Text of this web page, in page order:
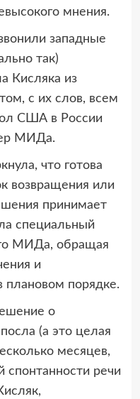
мнения.
западные
так)
Кисляка из
с их слов, всем
США в России
МИДа.
что готова
возвращения или
принимает
специальный
МИДа, обращая
и
плановом порядке.
о
(а это целая
месяцев,
спонтанности речи